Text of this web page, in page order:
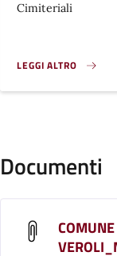
Cimiteriali
LEGGI ALTRO
}
Documenti